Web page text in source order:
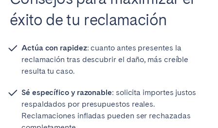
éxito de tu reclamación
Actúa con rapidez: cuanto antes presentes la
reclamación tras descubrir el daño, más creíble
resulta tu caso.
Sé específico y razonable: solicita importes justos
respaldados por presupuestos reales.
Reclamaciones infladas pueden ser rechazadas